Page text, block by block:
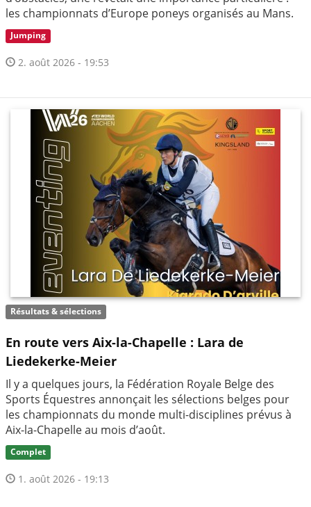
les championnats d’Europe poneys organisés au Mans.
Jumping
2. août 2026 - 19:53
Résultats & sélections
En route vers Aix-la-Chapelle : Lara de
Liedekerke-Meier
Il y a quelques jours, la Fédération Royale Belge des
Sports Équestres annonçait les sélections belges pour
les championnats du monde multi-disciplines prévus à
Aix-la-Chapelle au mois d’août.
Complet
1. août 2026 - 19:13